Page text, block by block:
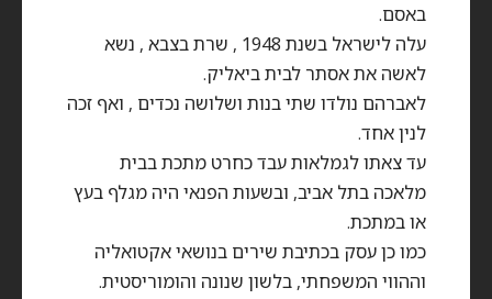
באסם.
עלה לישראל בשנת 1948 , שרת בצבא , נשא
לאשה את אסתר לבית ביאליק.
לאברהם נולדו שתי בנות ושלושה נכדים , ואף זכה
לנין אחד.
עד צאתו לגמלאות עבד כחרט מתכת בבית
מלאכה בתל אביב, ובשעות הפנאי היה מגלף בעץ
או במתכת.
כמו כן עסק בכתיבת שירים בנושאי אקטואליה
וההווי המשפחתי, בלשון שנונה והומוריסטית.